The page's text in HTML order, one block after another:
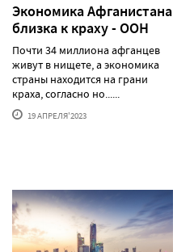
Экономика Афганистана
близка к краху - ООН
Почти 34 миллиона афганцев
живут в нищете, а экономика
страны находится на грани
краха, согласно но......
19 АПРЕЛЯ'2023